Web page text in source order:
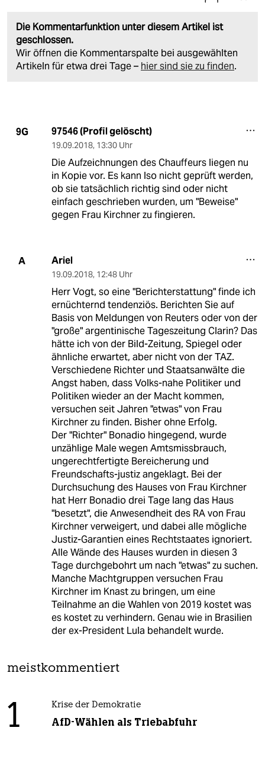
Die Kommentarfunktion unter diesem Artikel ist
geschlossen.
Wir öffnen die Kommentarspalte bei ausgewählten
Artikeln für etwa drei Tage – hier sind sie zu finden.
9G 97546 (Profil gelöscht)
19.09.2018, 13:30 Uhr
Die Aufzeichnungen des Chauffeurs liegen nu
in Kopie vor. Es kann lso nicht geprüft werden,
ob sie tatsächlich richtig sind oder nicht
einfach geschrieben wurden, um "Beweise"
gegen Frau Kirchner zu fingieren.
A Ariel
19.09.2018, 12:48 Uhr
Herr Vogt, so eine "Berichterstattung" finde ich
ernüchternd tendenziös. Berichten Sie auf
Basis von Meldungen von Reuters oder von der
"große" argentinische Tageszeitung Clarin? Das
hätte ich von der Bild-Zeitung, Spiegel oder
ähnliche erwartet, aber nicht von der TAZ.
Verschiedene Richter und Staatsanwälte die
Angst haben, dass Volks-nahe Politiker und
Politiken wieder an der Macht kommen,
versuchen seit Jahren "etwas" von Frau
Kirchner zu finden. Bisher ohne Erfolg.
Der "Richter" Bonadio hingegend, wurde
unzählige Male wegen Amtsmissbrauch,
ungerechtfertigte Bereicherung und
Freundschafts-justiz angeklagt. Bei der
Durchsuchung des Hauses von Frau Kirchner
hat Herr Bonadio drei Tage lang das Haus
"besetzt", die Anwesendheit des RA von Frau
Kirchner verweigert, und dabei alle mögliche
Justiz-Garantien eines Rechtstaates ignoriert.
Alle Wände des Hauses wurden in diesen 3
Tage durchgebohrt um nach "etwas" zu suchen.
Manche Machtgruppen versuchen Frau
Kirchner im Knast zu bringen, um eine
Teilnahme an die Wahlen von 2019 kostet was
es kostet zu verhindern. Genau wie in Brasilien
der ex-President Lula behandelt wurde.
meistkommentiert
1 Krise der Demokratie
AfD-Wählen als Triebabfuhr